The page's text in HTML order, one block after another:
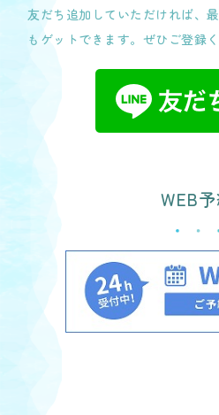
友だち追加していただければ、
もゲットできます。ぜひご登録く
WEB